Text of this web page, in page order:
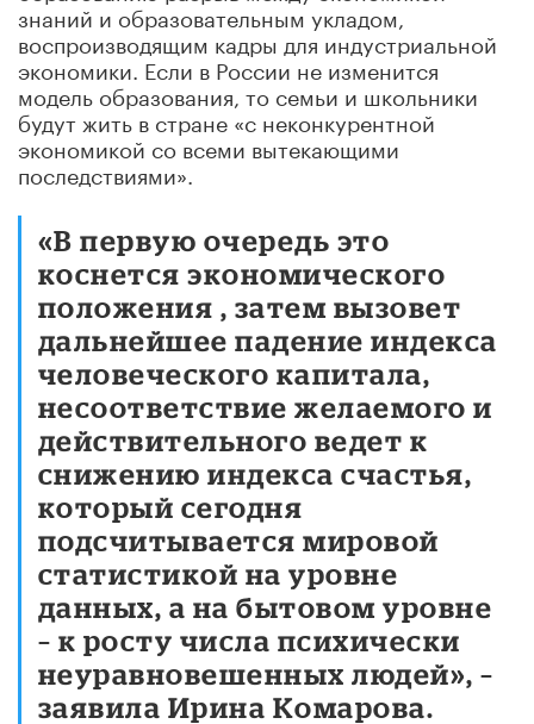
знаний и образовательным укладом,
воспроизводящим кадры для индустриальной
экономики. Если в России не изменится
модель образования, то семьи и школьники
будут жить в стране «с неконкурентной
экономикой со всеми вытекающими
последствиями».
«В первую очередь это
коснется экономического
положения , затем вызовет
дальнейшее падение индекса
человеческого капитала,
несоответствие желаемого и
действительного ведет к
снижению индекса счастья,
который сегодня
подсчитывается мировой
статистикой на уровне
данных, а на бытовом уровне
– к росту числа психически
неуравновешенных людей», –
заявила Ирина Комарова.